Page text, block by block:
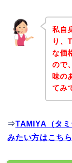
私自
り、
な価
ので
味の
てみ
⇒TAMIYA（タ
みたい方はこちら